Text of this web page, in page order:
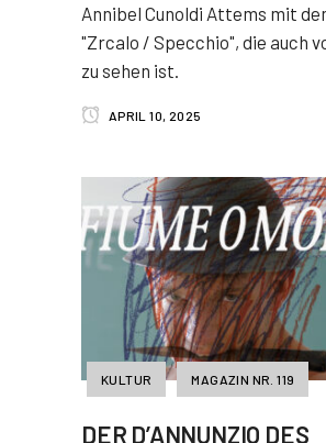
Annibel Cunoldi Attems mit
"Zrcalo / Specchio", die auch
zu sehen ist.
APRIL 10, 2025
KULTUR MAGAZIN NR. 119
DER D’ANNUNZIO DES